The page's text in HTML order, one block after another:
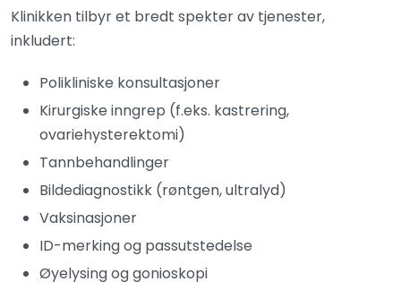
Klinikken tilbyr et bredt spekter av tjenester,
inkludert:
Polikliniske konsultasjoner
Kirurgiske inngrep (f.eks. kastrering,
ovariehysterektomi)
Tannbehandlinger
Bildediagnostikk (røntgen, ultralyd)
Vaksinasjoner
ID-merking og passutstedelse
Øyelysing og gonioskopi